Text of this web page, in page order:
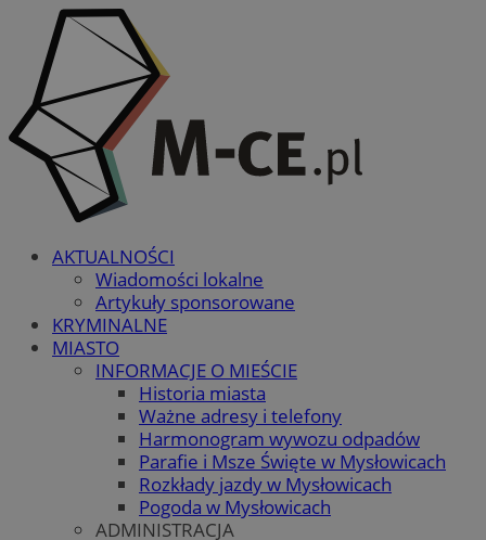
AKTUALNOŚCI
Wiadomości lokalne
Artykuły sponsorowane
KRYMINALNE
MIASTO
INFORMACJE O MIEŚCIE
Historia miasta
Ważne adresy i telefony
Harmonogram wywozu odpadów
Parafie i Msze Święte w Mysłowicach
Rozkłady jazdy w Mysłowicach
Pogoda w Mysłowicach
ADMINISTRACJA